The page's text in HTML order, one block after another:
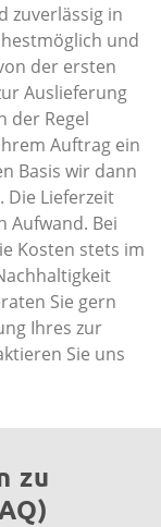
zuverlässig in
und
der ersten
Auslieferung
der Regel
Auftrag ein
Basis wir dann
Die Lieferzeit
Aufwand. Bei
Kosten stets im
Sie gern
Ihres zur
Sie uns
zu